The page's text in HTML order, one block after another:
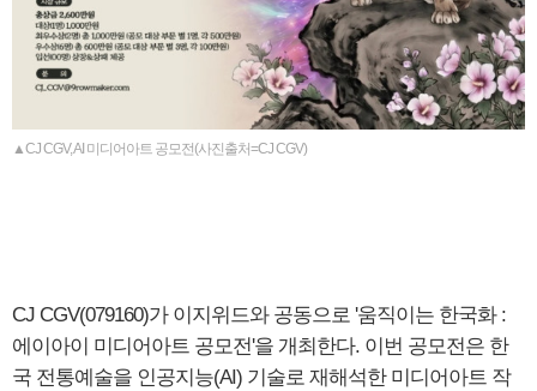
▲CJ CGV, AI 미디어아트 공모전(사진출처=CJ CGV)
CJ CGV(079160)가 이지위드와 공동으로 '움직이는 한국화 :
에이아이 미디어아트 공모전'을 개최한다. 이번 공모전은 한
국 전통예술을 인공지능(AI) 기술로 재해석한 미디어아트 작